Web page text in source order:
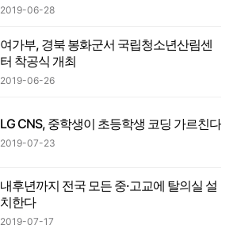
2019-06-28
여가부, 경북 봉화군서 국립청소년산림센
터 착공식 개최
2019-06-26
LG CNS, 중학생이 초등학생 코딩 가르친다
2019-07-23
내후년까지 전국 모든 중·고교에 탈의실 설
치한다
2019-07-17